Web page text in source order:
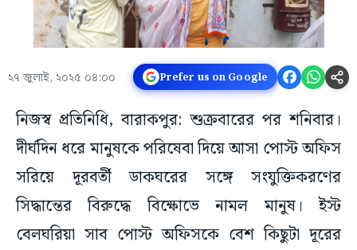
২৭ জুলাই, ২০২৫ ০৪:০০ Prefer us on Google
নিজস্ব প্রতিনিধি, বারাকপুর: শুক্রবারের পর শনিবার।
দীর্ঘদিন ধরে মানুষকে পরিষেবা দিয়ে আসা পোস্ট অফিস
সরিয়ে দূরবর্তী ডাকঘরের সঙ্গে সংযুক্তিকরণের
সিদ্ধান্তের বিরুদ্ধে বিক্ষোভে নামল মানুষ। ইস্ট
বেলঘরিয়া সাব পোস্ট অফিসকে বেশ কিছুটা দূরের